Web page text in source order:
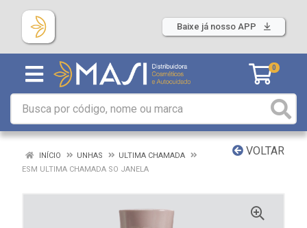
Baixe já nosso APP
0
VOLTAR
INÍCIO UNHAS
ULTIMA CHAMADA
ESM ULTIMA CHAMADA SO JANELA